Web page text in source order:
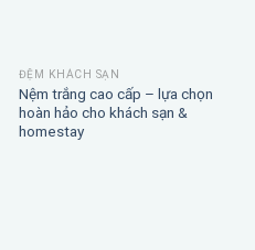
ĐỆM KHÁCH SẠN
Nệm trắng cao cấp – lựa chọn
hoàn hảo cho khách sạn &
homestay